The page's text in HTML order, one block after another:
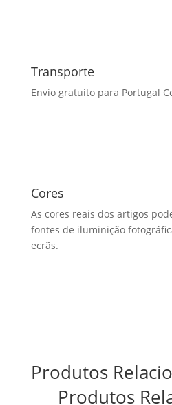
Transporte
Envio gratuito para Portugal
Cores
As cores reais dos artigos
fontes de iluminição
ecrãs.
Produtos
Produtos